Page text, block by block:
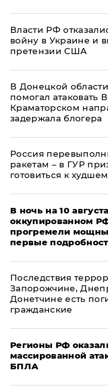
Власти РФ
войну в Украине и
претензии США
В Донецкой
помогал атаковать
Краматорском
задержала блогера
Россия
ракетам – в ГУР
готовиться к
В ночь на 10
оккупированном
прогремели
первые
Последствия
Запорожчине,
Донетчине есть
гражданские
Регионы РФ
массированной
БПЛА